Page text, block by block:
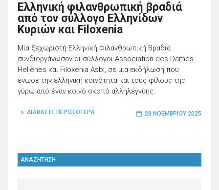
Ελληνική φιλανθρωπική βραδιά
από τον σύλλογο Ελληνίδων
Κυριών και Filoxenia
Μία ξεχωριστή Ελληνική Φιλανθρωπική Βραδιά
συνδιοργάνωσαν οι σύλλογοι Association des Dames
Hellènes και Filoxenia Asbl, σε μια εκδήλωση που
ένωσε την ελληνική κοινότητα και τους φίλους της
γύρω από έναν κοινό σκοπό αλληλεγγύης.
ΔΙΑΒΑΣΤΕ ΠΕΡΙΣΣΟΤΕΡΑ 28 ΝΟΕΜΒΡΊΟΥ 2025
ΑΝΑΖΗΤΗΣΗ